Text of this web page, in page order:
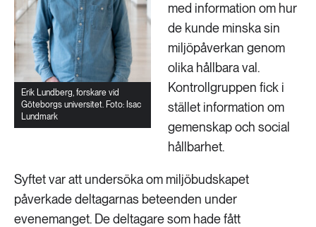
Erik Lundberg, forskare vid
Göteborgs universitet. Foto: Isac
Lundmark
med information om hur
de kunde minska sin
miljöpåverkan genom
olika hållbara val.
Kontrollgruppen fick i
stället information om
gemenskap och social
hållbarhet.
Syftet var att undersöka om miljöbudskapet
påverkade deltagarnas beteenden under
evenemanget. De deltagare som hade fått